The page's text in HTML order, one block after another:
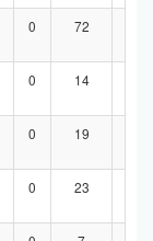
0 72
0 14
0 19
0 23